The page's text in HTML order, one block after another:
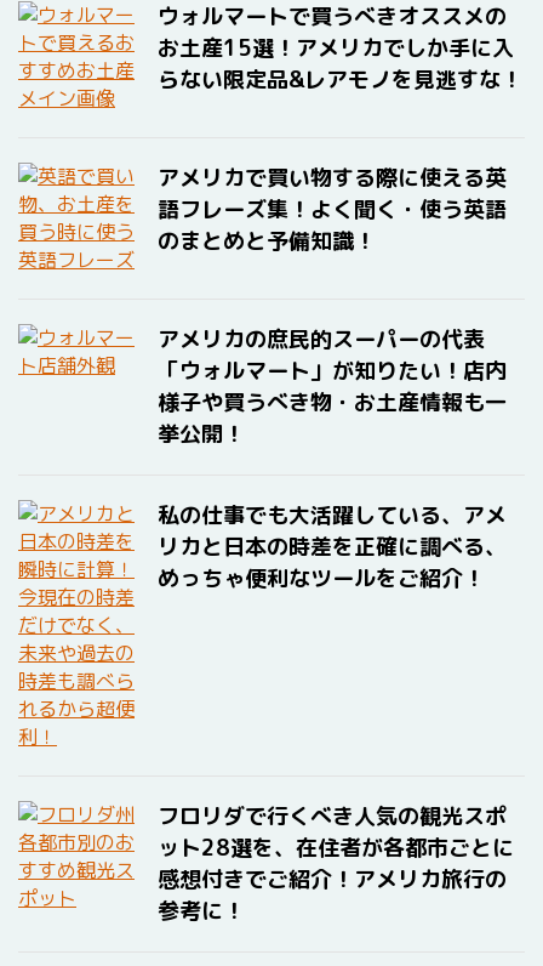
ウォルマートで買うべきオススメの
お土産15選！アメリカでしか手に入
らない限定品&レアモノを見逃すな！
アメリカで買い物する際に使える英
語フレーズ集！よく聞く・使う英語
のまとめと予備知識！
アメリカの庶民的スーパーの代表
「ウォルマート」が知りたい！店内
様子や買うべき物・お土産情報も一
挙公開！
私の仕事でも大活躍している、アメ
リカと日本の時差を正確に調べる、
めっちゃ便利なツールをご紹介！
フロリダで行くべき人気の観光スポ
ット28選を、在住者が各都市ごとに
感想付きでご紹介！アメリカ旅行の
参考に！